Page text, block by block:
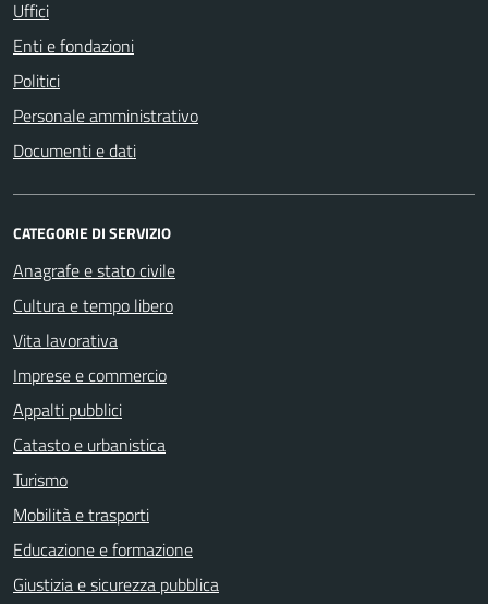
Uffici
Enti e fondazioni
Politici
Personale amministrativo
Documenti e dati
CATEGORIE DI SERVIZIO
Anagrafe e stato civile
Cultura e tempo libero
Vita lavorativa
Imprese e commercio
Appalti pubblici
Catasto e urbanistica
Turismo
Mobilità e trasporti
Educazione e formazione
Giustizia e sicurezza pubblica